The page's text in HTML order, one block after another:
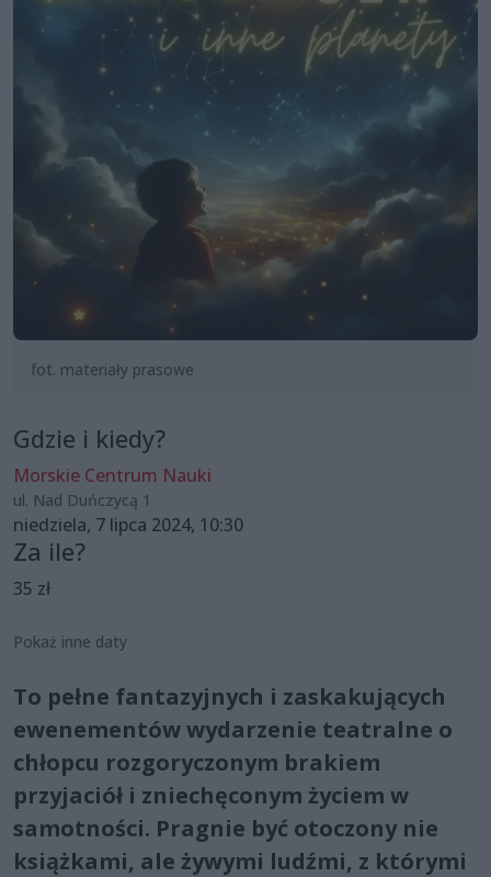
fot. materiały prasowe
Gdzie i kiedy?
Morskie Centrum Nauki
ul. Nad Duńczycą 1
niedziela, 7 lipca 2024, 10:30
Za ile?
35 zł
Pokaż inne daty
To pełne fantazyjnych i zaskakujących
ewenementów wydarzenie teatralne o
chłopcu rozgoryczonym brakiem
przyjaciół i zniechęconym życiem w
samotności. Pragnie być otoczony nie
książkami, ale żywymi ludźmi, z którymi